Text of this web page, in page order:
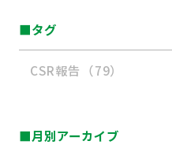
■タグ
CSR報告（79）
■月別アーカイブ